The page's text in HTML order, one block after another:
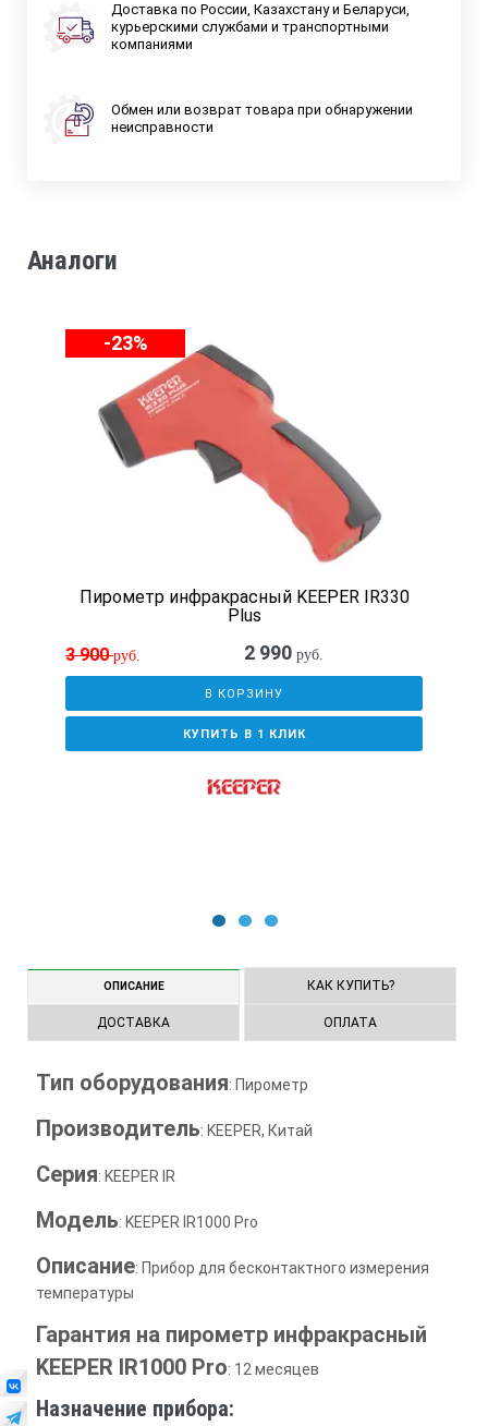
Доставка по России, Казахстану и Беларуси,
курьерскими службами и транспортными
компаниями
Обмен или возврат товара при обнаружении
неисправности
Аналоги
-23%
Пирометр инфракрасный KEEPER IR330
Plus
3 900руб. 2 990 руб.
В КОРЗИНУ
КУПИТЬ В 1 КЛИК
ОПИСАНИЕ КАК КУПИТЬ?
ДОСТАВКА ОПЛАТА
Тип оборудования: Пирометр
Производитель: KEEPER, Китай
Серия: KEEPER IR
Модель: KEEPER IR1000 Pro
Описание: Прибор для бесконтактного измерения
температуры
Гарантия на пирометр инфракрасный
KEEPER IR1000 Pro: 12 месяцев
Назначение прибора: